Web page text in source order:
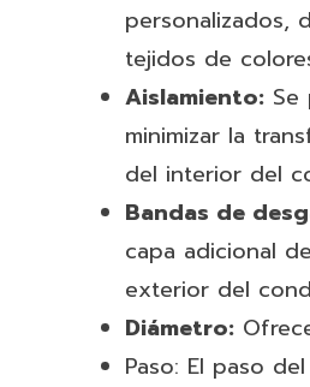
personalizados,
tejidos de
Aislamiento: Se
minimizar la
del interior del
Bandas de
capa adicional
exterior del
Diámetro:
Paso: El paso